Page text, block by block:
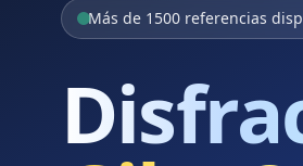
Más de 1500 referencias